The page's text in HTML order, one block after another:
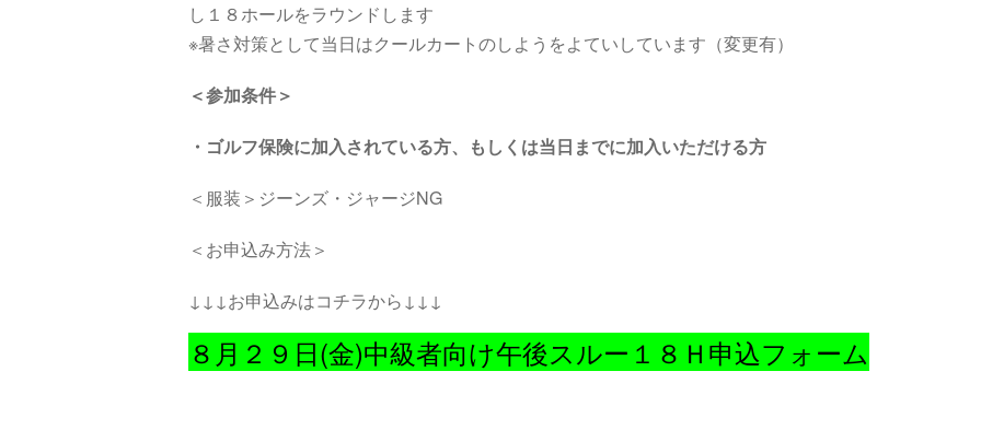
し１８ホールをラウンドします
※暑さ対策として当日はクールカートのしようをよていしています（変更有）
＜参加条件＞
・ ゴルフ保険に加入されている方、もしくは当日までに加入いただける方
＜服装＞ジーンズ・ジャージNG
＜お申込み方法＞
↓↓↓お申込みはコチラから↓↓↓
８月２９日(金)中級者向け午後スルー１８Ｈ申込フォーム